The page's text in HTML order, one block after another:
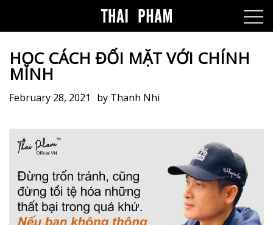
HỌC CÁCH ĐỐI MẶT VỚI CHÍNH
MÌNH
February 28, 2021 by Thanh Nhi